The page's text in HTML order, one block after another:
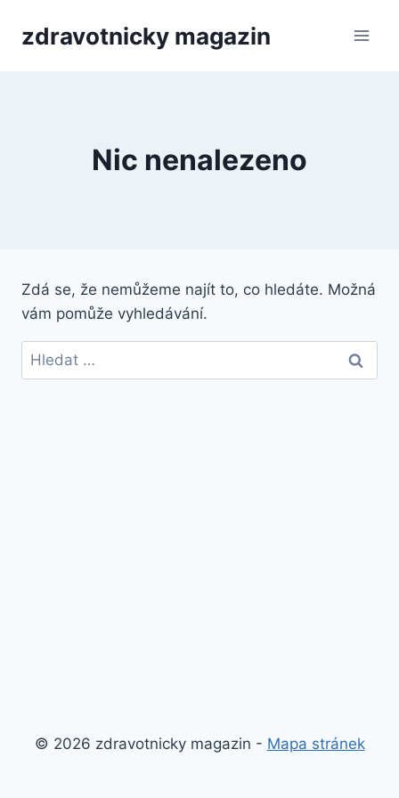
zdravotnicky magazin
Nic nenalezeno
Zdá se, že nemůžeme najít to, co hledáte. Možná
vám pomůže vyhledávání.
Vyhledávání
© 2026 zdravotnicky magazin - Mapa stránek